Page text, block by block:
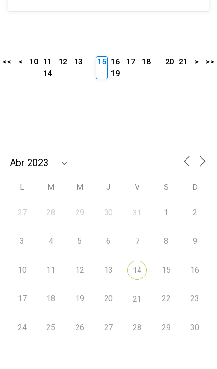
<< < 10 11 12
13
14
15 16 17
18
19
20 21 > >>
L M M J V S D
27 28 29 30 31 1 2
3 4 5 6 7 8 9
10 11 12 13 14 15 16
17 18 19 20 21 22 23
24 25 26 27 28 29 30